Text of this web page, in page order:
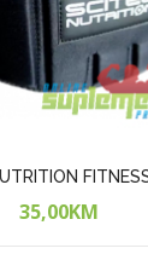
35,00KM